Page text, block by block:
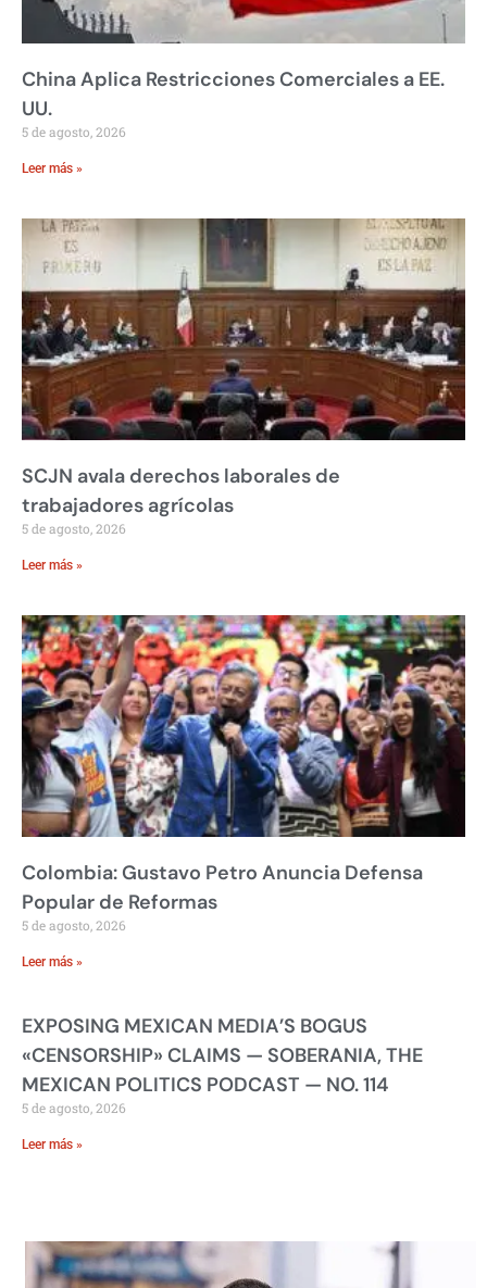
China Aplica Restricciones Comerciales a EE.
UU.
5 de agosto, 2026
Leer más »
SCJN avala derechos laborales de
trabajadores agrícolas
5 de agosto, 2026
Leer más »
Colombia: Gustavo Petro Anuncia Defensa
Popular de Reformas
5 de agosto, 2026
Leer más »
EXPOSING MEXICAN MEDIA’S BOGUS
«CENSORSHIP» CLAIMS — SOBERANIA, THE
MEXICAN POLITICS PODCAST — NO. 114
5 de agosto, 2026
Leer más »